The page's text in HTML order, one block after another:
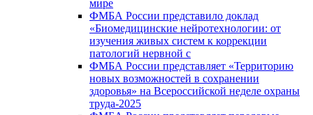
мире
ФМБА России представило доклад
«Биомедицинские нейротехнологии: от
изучения живых систем к коррекции
патологий нервной с
ФМБА России представляет «Территорию
новых возможностей в сохранении
здоровья» на Всероссийской неделе охраны
труда-2025